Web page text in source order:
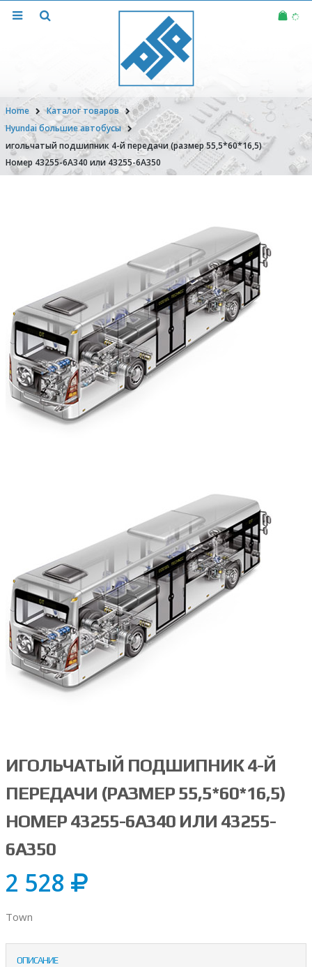
Home
Каталог товаров
Hyundai большие автобусы
игольчатый подшипник 4-й передачи (размер 55,5*60*16,5)
Номер 43255-6A340 или 43255-6A350
ИГОЛЬЧАТЫЙ ПОДШИПНИК 4-Й
ПЕРЕДАЧИ (РАЗМЕР 55,5*60*16,5)
НОМЕР 43255-6A340 ИЛИ 43255-
6A350
2 528
Town
ОПИСАНИЕ